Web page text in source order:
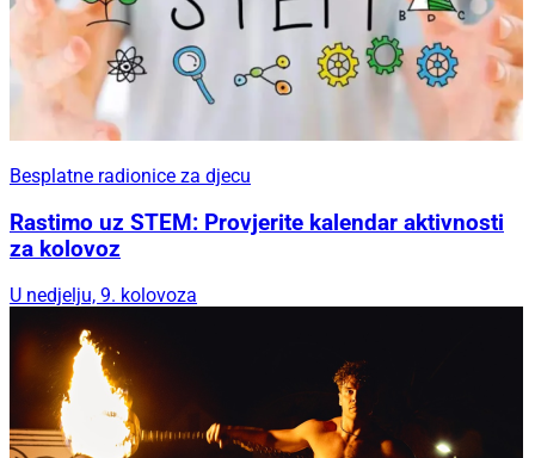
Besplatne radionice za djecu
Rastimo uz STEM: Provjerite kalendar aktivnosti
za kolovoz
U nedjelju, 9. kolovoza